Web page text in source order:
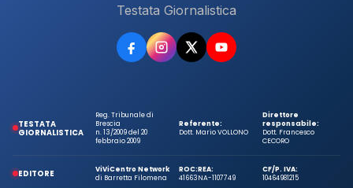
Testata Giornalistica
TESTATA
GIORNALISTICA
Reg. Tribunale di
Brescia
n. 13/2009 del 20
febbraio 2009
Referente:
Dott. Mario VOLLONO
Direttore
responsabile:
Dott. Francesco
CECORO
EDITORE
ViViCentro Network
di Barretta Filomena
ROC:
41663
REA:
NA-1107749
CF/P. IVA:
10464981215